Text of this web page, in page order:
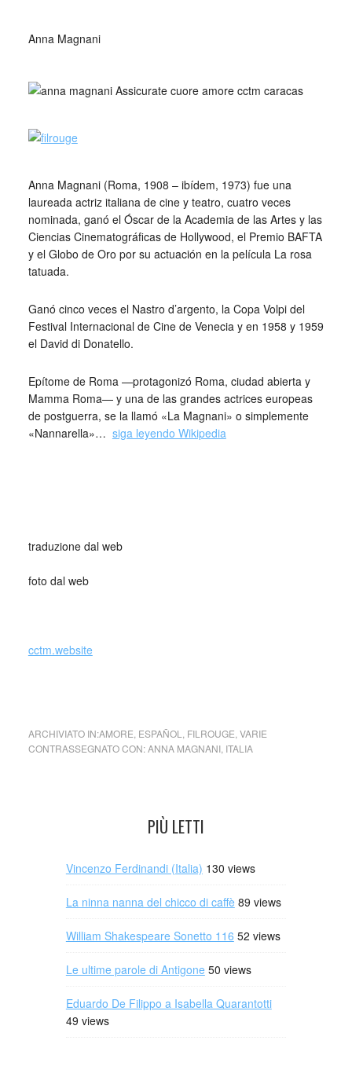
Anna Magnani
Anna Magnani (Roma, 1908 – ibídem, 1973) fue una
laureada actriz italiana de cine y teatro, cuatro veces
nominada, ganó el Óscar de la Academia de las Artes y las
Ciencias Cinematográficas de Hollywood, el Premio BAFTA
y el Globo de Oro por su actuación en la película La rosa
tatuada.
Ganó cinco veces el Nastro d’argento, la Copa Volpi del
Festival Internacional de Cine de Venecia y en 1958 y 1959
el David di Donatello.
Epítome de Roma —protagonizó Roma, ciudad abierta y
Mamma Roma— y una de las grandes actrices europeas
de postguerra, se la llamó «La Magnani» o simplemente
«Nannarella»… siga leyendo Wikipedia
traduzione dal web
foto dal web
cctm.website
ARCHIVIATO IN:AMORE ESPAÑOL FILROUGE VARIE
CONTRASSEGNATO CON:ANNA MAGNANI, ITALIA
PIÙ LETTI
Vincenzo Ferdinandi (Italia) 130 views
La ninna nanna del chicco di caffè 89 views
William Shakespeare Sonetto 116 52 views
Le ultime parole di Antigone 50 views
Eduardo De Filippo a Isabella Quarantotti
49 views